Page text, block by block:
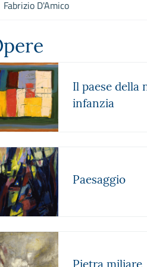
Fabrizio D'Amico
Il paese della
infanzia
Paesaggio
Pietra miliare